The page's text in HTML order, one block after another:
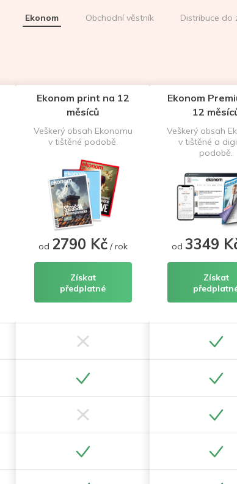
Ekonom Obchodní věstník Distribuce do
Ekonom print na 12
měsíců
Veškerý obsah Ekonomu
v tištěné podobě.
od 2790 Kč/ rok
Získat
předplatné
Ekonom
12
Veškerý obsah
v tištěné a
podobě.
od 3349
Získat